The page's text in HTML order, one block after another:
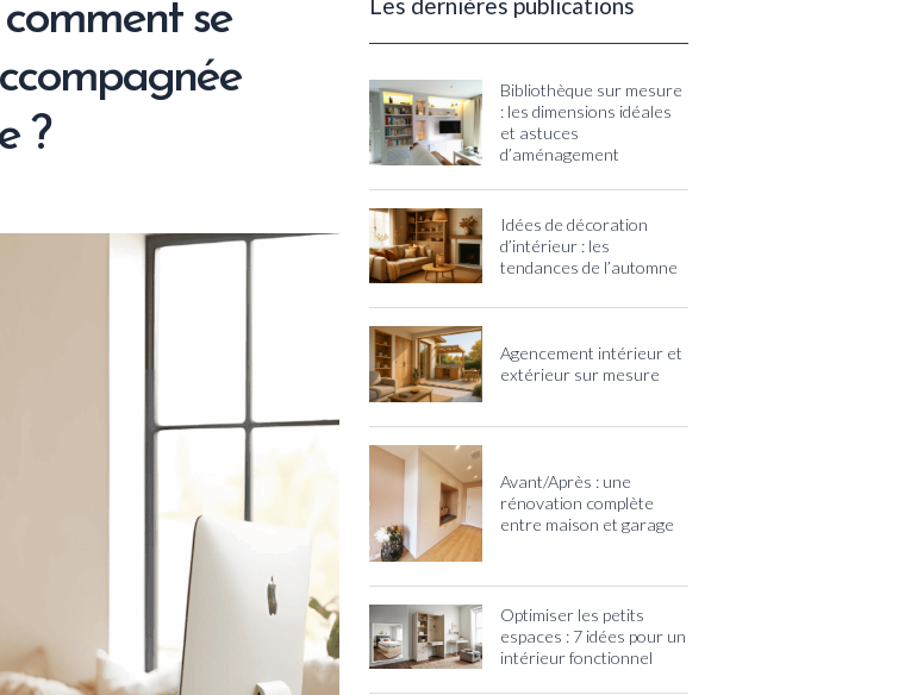
comment se
?
Bibliothèque sur mesure
: les dimensions idéales
et astuces
d’aménagement
Idées de décoration
d’intérieur : les
tendances de l’automne
Agencement intérieur et
extérieur sur mesure
Avant/Après : une
rénovation complète
entre maison et garage
Optimiser les petits
espaces : 7 idées pour un
intérieur fonctionnel